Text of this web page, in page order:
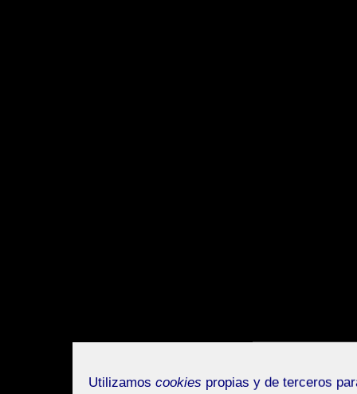
Utilizamos cookies propias y de terceros